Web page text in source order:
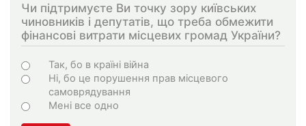
Чи підтримуєте Ви точку зору київських
чиновників і депутатів, що треба обмежити
фінансові витрати місцевих громад України?
Варіанти
Так, бо в країні війна
Ні, бо це порушення прав місцевого
самоврядування
Мені все одно